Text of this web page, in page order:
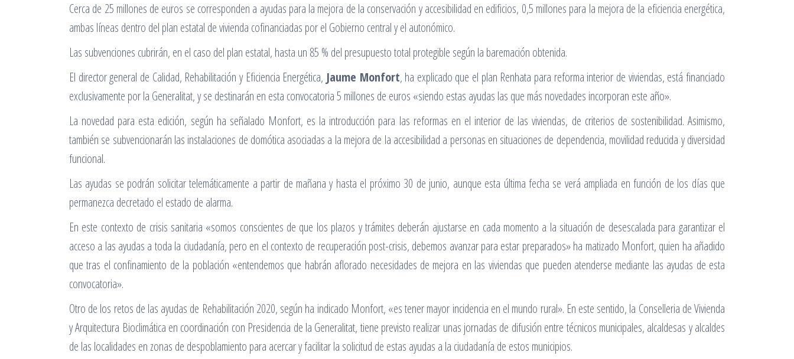
Cerca de 25 millones de euros se corresponden a ayudas para la mejora de la conservación y accesibilidad en edificios, 0,5 millones para la mejora de la eficiencia energética,
ambas líneas dentro del plan estatal de vivienda cofinanciadas por el Gobierno central y el autonómico.
Las subvenciones cubrirán, en el caso del plan estatal, hasta un 85 % del presupuesto total protegible según la baremación obtenida.
El director general de Calidad, Rehabilitación y Eficiencia Energética, Jaume Monfort, ha explicado que el plan Renhata para reforma interior de viviendas, está financiado
exclusivamente por la Generalitat, y se destinarán en esta convocatoria 5 millones de euros «siendo estas ayudas las que más novedades incorporan este año».
La novedad para esta edición, según ha señalado Monfort, es la introducción para las reformas en el interior de las viviendas, de criterios de sostenibilidad. Asimismo,
también se subvencionarán las instalaciones de domótica asociadas a la mejora de la accesibilidad a personas en situaciones de dependencia, movilidad reducida y diversidad
funcional.
Las ayudas se podrán solicitar telemáticamente a partir de mañana y hasta el próximo 30 de junio, aunque esta última fecha se verá ampliada en función de los días que
permanezca decretado el estado de alarma.
En este contexto de crisis sanitaria «somos conscientes de que los plazos y trámites deberán ajustarse en cada momento a la situación de desescalada para garantizar el
acceso a las ayudas a toda la ciudadanía, pero en el contexto de recuperación post-crisis, debemos avanzar para estar preparados» ha matizado Monfort, quien ha añadido
que tras el confinamiento de la población «entendemos que habrán aflorado necesidades de mejora en las viviendas que pueden atenderse mediante las ayudas de esta
convocatoria».
Otro de los retos de las ayudas de Rehabilitación 2020, según ha indicado Monfort, «es tener mayor incidencia en el mundo rural». En este sentido, la Conselleria de Vivienda
y Arquitectura Bioclimática en coordinación con Presidencia de la Generalitat, tiene previsto realizar unas jornadas de difusión entre técnicos municipales, alcaldesas y alcaldes
de las localidades en zonas de despoblamiento para acercar y facilitar la solicitud de estas ayudas a la ciudadanía de estos municipios.